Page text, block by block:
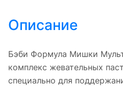
Описание
Бэби Формула Мишки
комплекс жевательных
специально для